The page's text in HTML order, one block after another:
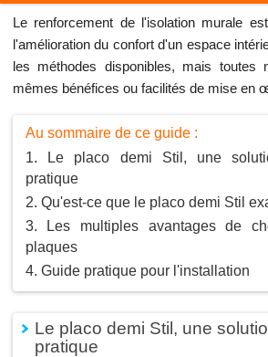
Le renforcement de l'isolation murale
l'amélioration du confort d'un espace
les méthodes disponibles, mais toutes
mêmes bénéfices ou facilités de mise en
Au sommaire de ce guide :
Le placo demi Stil, une
pratique
Qu'est-ce que le placo demi Stil
Les multiples avantages de
plaques
Guide pratique pour l'installation
Le placo demi Stil, une
pratique